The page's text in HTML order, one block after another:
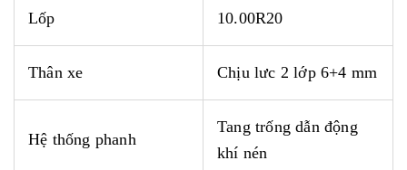
Lốp 10.00R20
Thân xe Chịu lưc 2 lớp 6+4 mm
Hệ thống phanh
Tang trống dẫn động
khí nén